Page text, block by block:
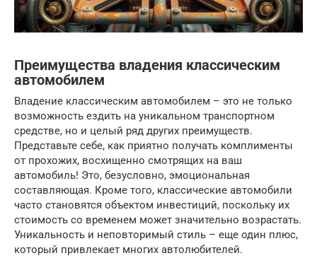
Преимущества владения классическим
автомобилем
Владение классическим автомобилем – это не только
возможность ездить на уникальном транспортном
средстве, но и целый ряд других преимуществ.
Представьте себе, как приятно получать комплименты
от прохожих, восхищенно смотрящих на ваш
автомобиль! Это, безусловно, эмоциональная
составляющая. Кроме того, классические автомобили
часто становятся объектом инвестиций, поскольку их
стоимость со временем может значительно возрастать.
Уникальность и неповторимый стиль – еще один плюс,
который привлекает многих автолюбителей.